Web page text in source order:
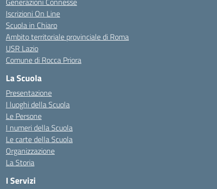
Iscrizioni On Line
Scuola in Chiaro
Ambito territoriale provinciale di Roma
USR Lazio
Comune di Rocca Priora
La Scuola
Presentazione
I luoghi della Scuola
Le Persone
I numeri della Scuola
Le carte della Scuola
Organizzazione
La Storia
I Servizi